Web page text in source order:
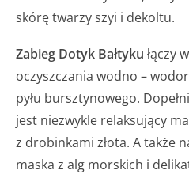
skórę twarzy szyi i dekoltu.
Zabieg Dotyk Bałtyku łączy
oczyszczania wodno –
pyłu bursztynowego.
jest niezwykle relaksujący
z drobinkami złota. A także
maska z alg morskich i